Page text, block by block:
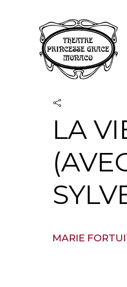
LA
MARIE